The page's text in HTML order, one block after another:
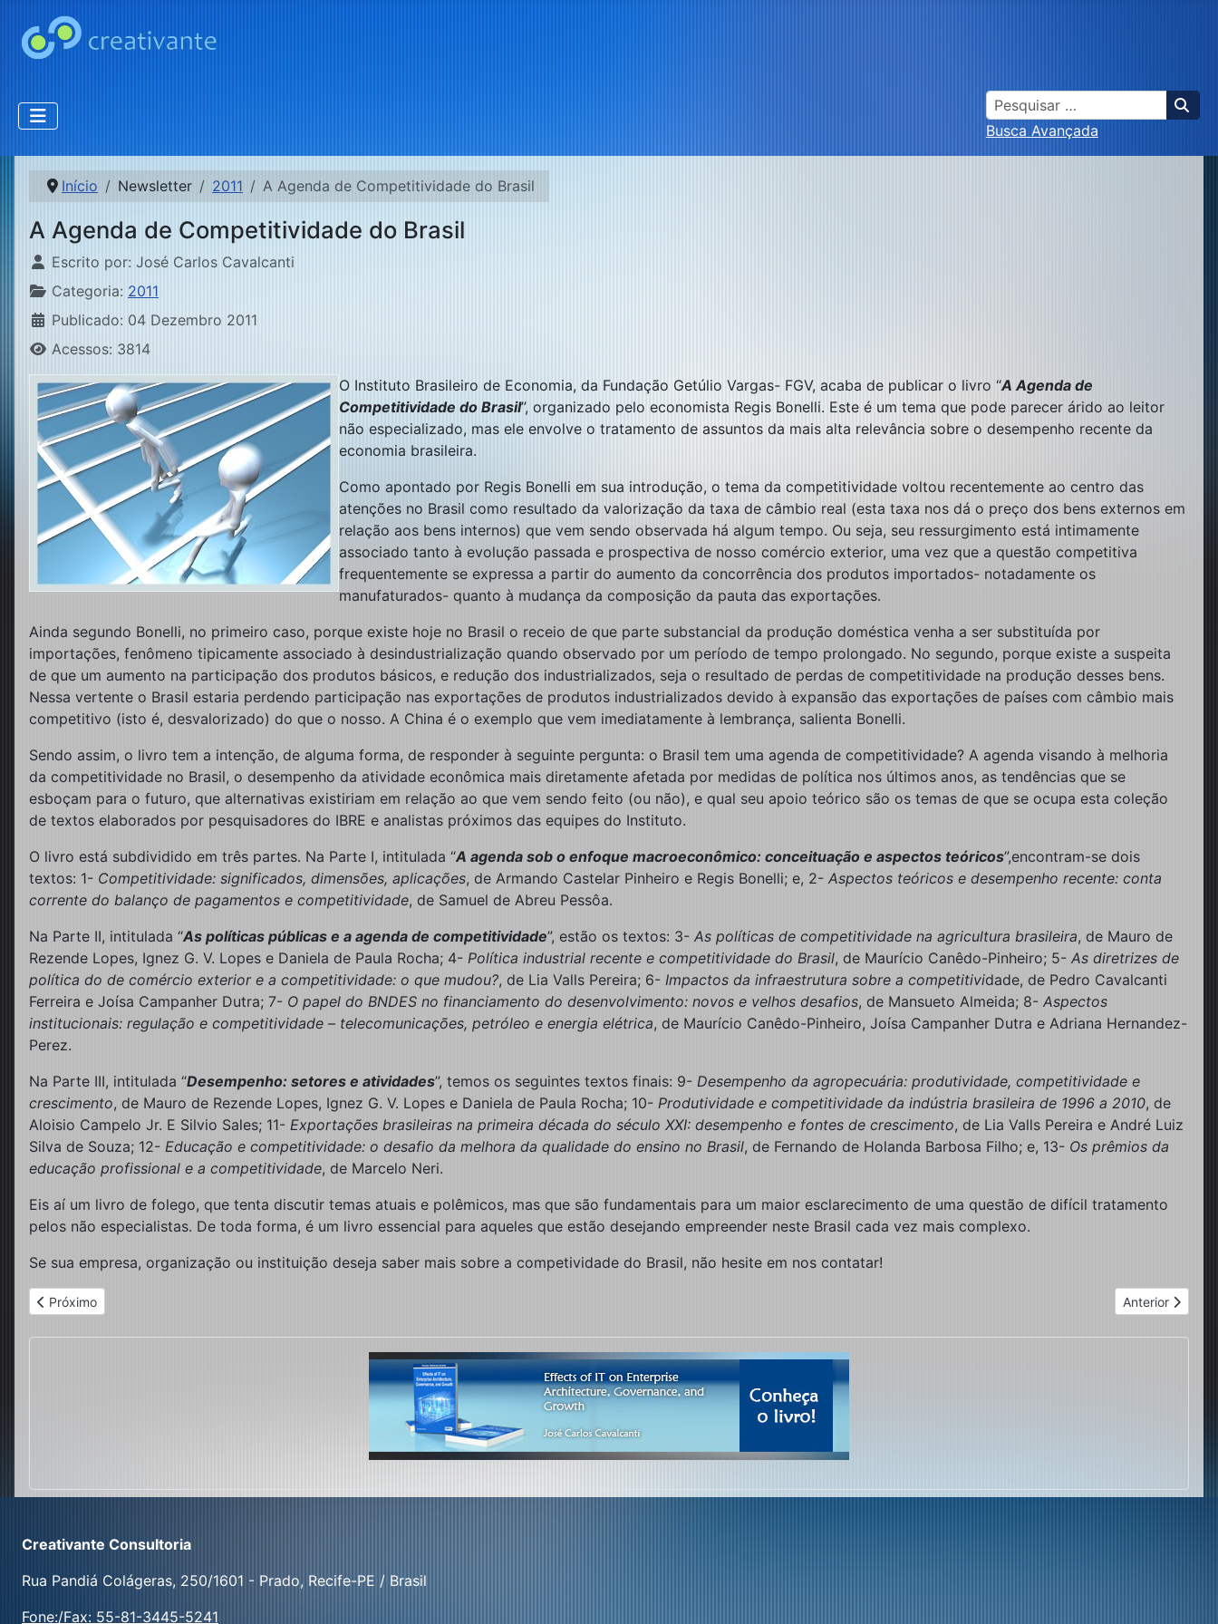
Busca
Busca Avançada
Início Newsletter 2011 A Agenda de Competitividade do Brasil
A Agenda de Competitividade do Brasil
Detalhes
Escrito por: José Carlos Cavalcanti
Categoria: 2011
Publicado: 04 Dezembro 2011
Acessos: 3814
O Instituto Brasileiro de Economia, da Fundação Getúlio Vargas- FGV, acaba de publicar o livro “A Agenda de
Competitividade do Brasil”, organizado pelo economista Regis Bonelli. Este é um tema que pode parecer árido ao leitor
não especializado, mas ele envolve o tratamento de assuntos da mais alta relevância sobre o desempenho recente da
economia brasileira.
Como apontado por Regis Bonelli em sua introdução, o tema da competitividade voltou recentemente ao centro das
atenções no Brasil como resultado da valorização da taxa de câmbio real (esta taxa nos dá o preço dos bens externos em
relação aos bens internos) que vem sendo observada há algum tempo. Ou seja, seu ressurgimento está intimamente
associado tanto à evolução passada e prospectiva de nosso comércio exterior, uma vez que a questão competitiva
frequentemente se expressa a partir do aumento da concorrência dos produtos importados- notadamente os
manufaturados- quanto à mudança da composição da pauta das exportações.
Ainda segundo Bonelli, no primeiro caso, porque existe hoje no Brasil o receio de que parte substancial da produção doméstica venha a ser substituída por
importações, fenômeno tipicamente associado à desindustrialização quando observado por um período de tempo prolongado. No segundo, porque existe a suspeita
de que um aumento na participação dos produtos básicos, e redução dos industrializados, seja o resultado de perdas de competitividade na produção desses bens.
Nessa vertente o Brasil estaria perdendo participação nas exportações de produtos industrializados devido à expansão das exportações de países com câmbio mais
competitivo (isto é, desvalorizado) do que o nosso. A China é o exemplo que vem imediatamente à lembrança, salienta Bonelli.
Sendo assim, o livro tem a intenção, de alguma forma, de responder à seguinte pergunta: o Brasil tem uma agenda de competitividade? A agenda visando à melhoria
da competitividade no Brasil, o desempenho da atividade econômica mais diretamente afetada por medidas de política nos últimos anos, as tendências que se
esboçam para o futuro, que alternativas existiriam em relação ao que vem sendo feito (ou não), e qual seu apoio teórico são os temas de que se ocupa esta coleção
de textos elaborados por pesquisadores do IBRE e analistas próximos das equipes do Instituto.
O livro está subdividido em três partes. Na Parte I, intitulada “A agenda sob o enfoque macroeconômico: conceituação e aspectos teóricos”,encontram-se dois
textos: 1- Competitividade: significados, dimensões, aplicações, de Armando Castelar Pinheiro e Regis Bonelli; e, 2- Aspectos teóricos e desempenho recente: conta
corrente do balanço de pagamentos e competitividade, de Samuel de Abreu Pessôa.
Na Parte II, intitulada “As políticas públicas e a agenda de competitividade”, estão os textos: 3- As políticas de competitividade na agricultura brasileira, de Mauro de
Rezende Lopes, Ignez G. V. Lopes e Daniela de Paula Rocha; 4- Política industrial recente e competitividade do Brasil, de Maurício Canêdo-Pinheiro; 5- As diretrizes de
política do de comércio exterior e a competitividade: o que mudou?, de Lia Valls Pereira; 6- Impactos da infraestrutura sobre a competitividade, de Pedro Cavalcanti
Ferreira e Joísa Campanher Dutra; 7- O papel do BNDES no financiamento do desenvolvimento: novos e velhos desafios, de Mansueto Almeida; 8- Aspectos
institucionais: regulação e competitividade – telecomunicações, petróleo e energia elétrica, de Maurício Canêdo-Pinheiro, Joísa Campanher Dutra e Adriana Hernandez-
Perez.
Na Parte III, intitulada “Desempenho: setores e atividades”, temos os seguintes textos finais: 9- Desempenho da agropecuária: produtividade, competitividade e
crescimento, de Mauro de Rezende Lopes, Ignez G. V. Lopes e Daniela de Paula Rocha; 10- Produtividade e competitividade da indústria brasileira de 1996 a 2010, de
Aloisio Campelo Jr. E Silvio Sales; 11- Exportações brasileiras na primeira década do século XXI: desempenho e fontes de crescimento, de Lia Valls Pereira e André Luiz
Silva de Souza; 12- Educação e competitividade: o desafio da melhora da qualidade do ensino no Brasil, de Fernando de Holanda Barbosa Filho; e, 13- Os prêmios da
educação profissional e a competitividade, de Marcelo Neri.
Eis aí um livro de folego, que tenta discutir temas atuais e polêmicos, mas que são fundamentais para um maior esclarecimento de uma questão de difícil tratamento
pelos não especialistas. De toda forma, é um livro essencial para aqueles que estão desejando empreender neste Brasil cada vez mais complexo.
Se sua empresa, organização ou instituição deseja saber mais sobre a competividade do Brasil, não hesite em nos contatar!
Artigo anterior: Discurso de mais, inovação de menos!
Próximo Próximo artigo:
Anterior
Creativante Consultoria
Rua Pandiá Colágeras, 250/1601 - Prado, Recife-PE / Brasil
Fone:/Fax: 55-81-3445-5241